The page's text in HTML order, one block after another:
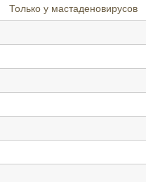
Только у мастаденовирусов